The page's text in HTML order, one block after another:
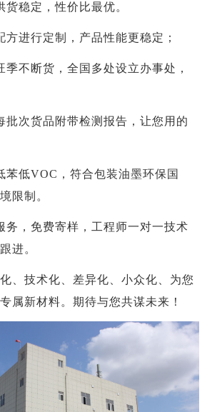
货稳定，性价比最优。
方进行定制，产品性能更稳定；
季不断货，全国多处设立办事处，
批次货品附带检测报告，让您用的
苯低VOC，符合包装油墨环保国
限制。
务，免费寄样，工程师一对一技术
进。
、技术化、差异化、小众化、为您
属新材料。期待与您共谋未来！